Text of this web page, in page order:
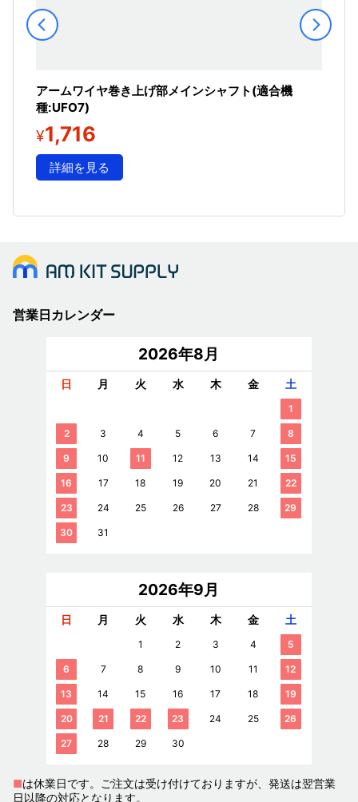
アームワイヤ巻き上げ部メインシャフト(適合機
種:UFO7)
¥1,716
詳細を見る
営業日カレンダー
2026年8月
日 月 火 水 木 金 土
1
2 3 4 5 6 7 8
9 10 11 12 13 14 15
16 17 18 19 20 21 22
23 24 25 26 27 28 29
30 31
2026年9月
日 月 火 水 木 金 土
1 2 3 4 5
6 7 8 9 10 11 12
13 14 15 16 17 18 19
20 21 22 23 24 25 26
27 28 29 30
■は休業日です。ご注文は受け付けておりますが、発送は翌営業
日以降の対応となります。